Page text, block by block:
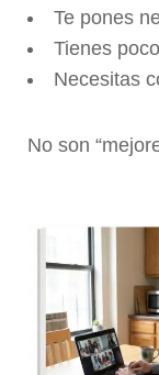
Te pones
Tienes
Necesitas
No son